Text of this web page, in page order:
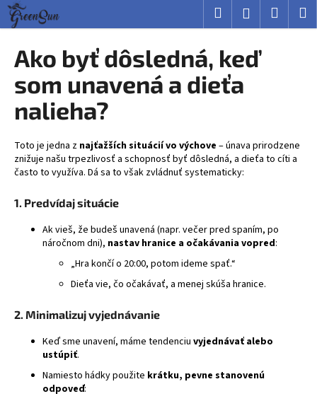
Prejsť
obsah
Hľadať Prihlásenie
Ako byť dôsledná, keď
som unavená a dieťa
nalieha?
Toto je jedna z najťažších situácií vo výchove – únava prirodzene
znižuje našu trpezlivosť a schopnosť byť dôsledná, a dieťa to cíti a
často to využíva. Dá sa to však zvládnuť systematicky:
1. Predvídaj situácie
Ak vieš, že budeš unavená (napr. večer pred spaním, po
náročnom dni), nastav hranice a očakávania vopred:
„Hra končí o 20:00, potom ideme spať.“
Dieťa vie, čo očakávať, a menej skúša hranice.
2. Minimalizuj vyjednávanie
Keď sme unavení, máme tendenciu vyjednávať alebo
ustúpiť.
Namiesto hádky použite krátku, pevne stanovenú
odpoveď:
K
o
Č
o
p
t
r
b
n